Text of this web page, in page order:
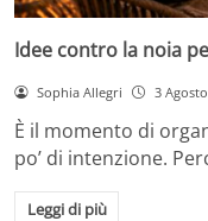
Idee contro la noia
Sophia Allegri 3
È il momento di
po’ di intenzione.
Leggi di più